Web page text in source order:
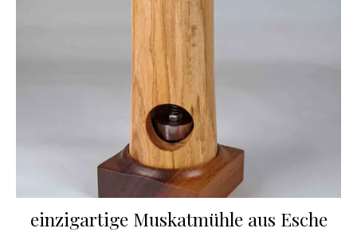
einzigartige Muskatmühle aus Esche